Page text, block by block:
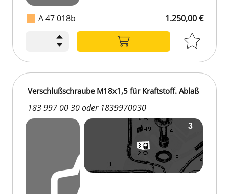
A 47 018b 1.250,00 €
1.250,00 €
Verschlußschraube M18x1,5 für Kraftstoff. Ablaß
183 997 00 30 oder 1839970030